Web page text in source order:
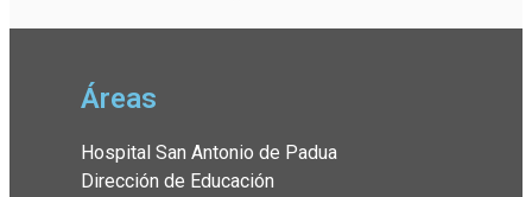
Áreas
Hospital San Antonio de Padua
Dirección de Educación